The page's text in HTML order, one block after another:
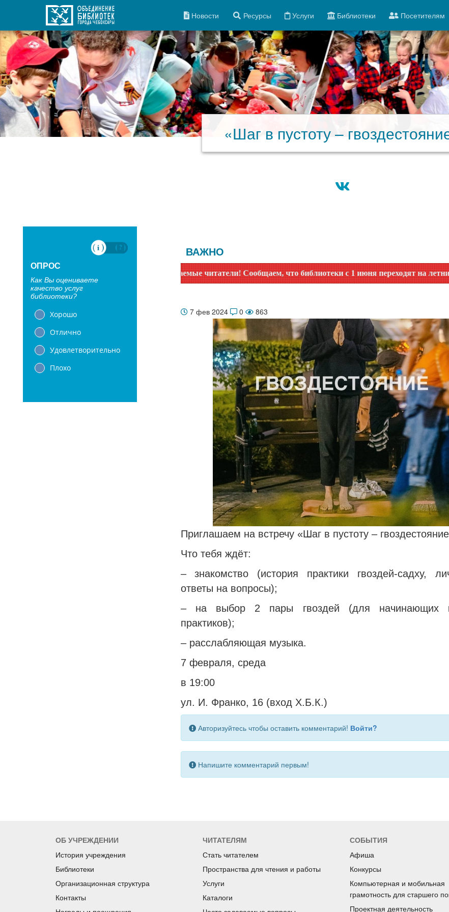
Новости Ресурсы Услуги Библиотеки Посетителям
«Шаг в пустоту –
ОПРОС
Как Вы оцениваете
качество услуг
библиотеки?
Хорошо
Отлично
Удовлетворительно
Плохо
ВАЖНО
Уважаемые читатели! Сообщаем, что библиотеки с 1 июня переходят на летний
7 фев 2024 0 863
Приглашаем на встречу «Шаг в пустоту –
Что тебя ждёт:
– знакомство (история практики гвоздей-садху,
ответы на вопросы);
– на выбор 2 пары гвоздей (для начинающих
практиков);
– расслабляющая музыка.
7 февраля, среда
в 19:00
ул. И. Франко, 16 (вход Х.Б.К.)
Авторизуйтесь чтобы оставить комментарий! Войти?
Напишите комментарий первым!
ОБ УЧРЕЖДЕНИИ
История учреждения
Библиотеки
Организационная структура
Контакты
ЧИТАТЕЛЯМ
Стать читателем
Пространства для чтения и работы
Услуги
Каталоги
СОБЫТИЯ
Афиша
Конкурсы
Компьютерная и мобильная
грамотность для старшего
Проектная деятельность